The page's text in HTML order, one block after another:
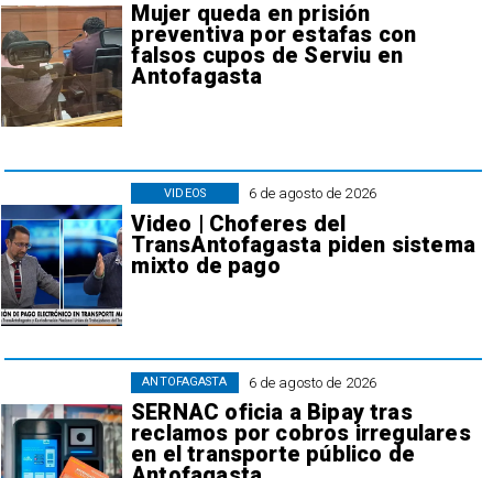
Mujer queda en prisión
preventiva por estafas con
falsos cupos de Serviu en
Antofagasta
6 de agosto de 2026
Video | Choferes del
TransAntofagasta piden sistema
mixto de pago
VIDEOS
6 de agosto de 2026
SERNAC oficia a Bipay tras
reclamos por cobros irregulares
en el transporte público de
ANTOFAGASTA